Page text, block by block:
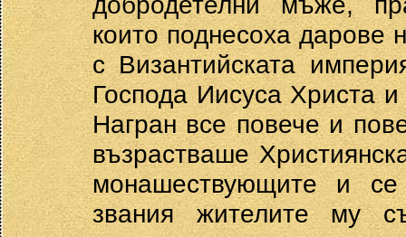
които поднесоха дарове
с Византийската
Господа Иисуса Христа
Награн все повече и
възрастваше
монашествующите и
звания жителите му